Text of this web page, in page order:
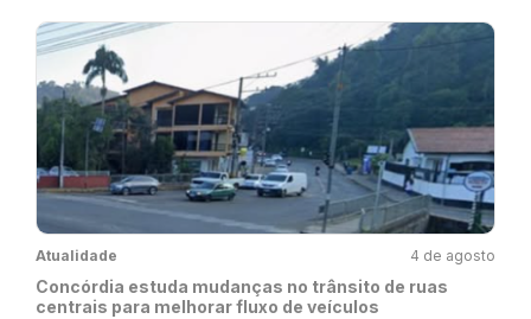
Atualidade 4 de agosto
Concórdia estuda mudanças no trânsito de ruas
centrais para melhorar fluxo de veículos